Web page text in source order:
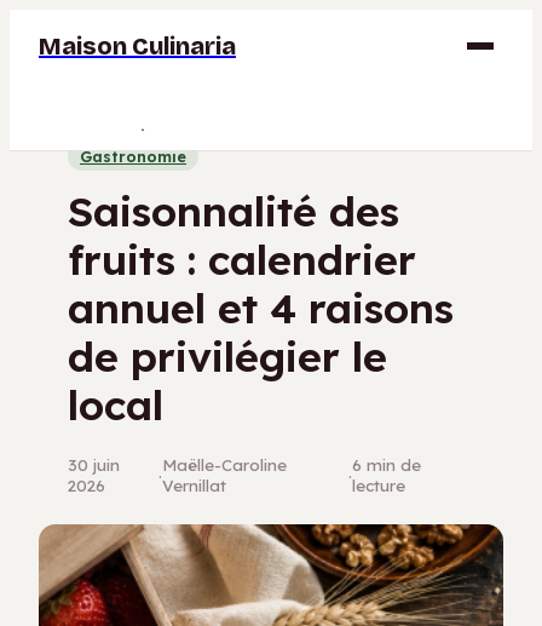
Maison Culinaria
Gastronomie
Gastronomie
Saisonnalité des
fruits : calendrier
annuel et 4 raisons
de privilégier le
local
30 juin
2026
·Maëlle-Caroline
Vernillat
·6 min de
lecture